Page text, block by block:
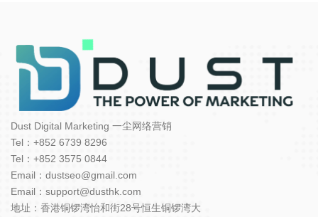
Dust Digital Marketing 一尘网络营销
Tel：+852 6739 8296
Tel：+852 3575 0844
Email：dustseo@gmail.com
Email：support@dusthk.com
地址：香港铜锣湾怡和街28号恒生铜锣湾大